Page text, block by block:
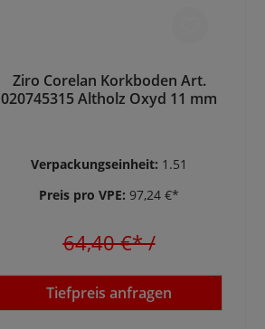
Ziro Corelan Korkboden Art.
020745315 Altholz Oxyd 11 mm
Verpackungseinheit: 1.51
Preis pro VPE: 97,24 €*
64,40 €*/
Tiefpreis anfragen